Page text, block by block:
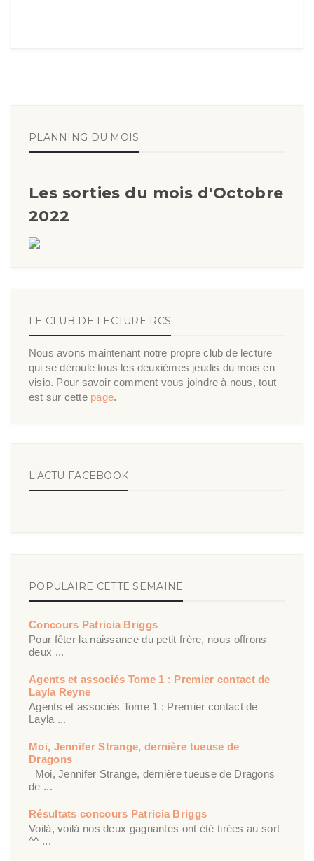
PLANNING DU MOIS
Les sorties du mois d'Octobre
2022
LE CLUB DE LECTURE RCS
Nous avons maintenant notre propre club de lecture
qui se déroule tous les deuxièmes jeudis du mois en
visio. Pour savoir comment vous joindre à nous, tout
est sur cette page.
L'ACTU FACEBOOK
POPULAIRE CETTE SEMAINE
Concours Patricia Briggs
Pour fêter la naissance du petit frère, nous offrons
deux ...
Agents et associés Tome 1 : Premier contact de
Layla Reyne
Agents et associés Tome 1 : Premier contact de
Layla ...
Moi, Jennifer Strange, dernière tueuse de
Dragons
Moi, Jennifer Strange, dernière tueuse de Dragons
de ...
Résultats concours Patricia Briggs
Voilà, voilà nos deux gagnantes ont été tirées au sort
^^ ...